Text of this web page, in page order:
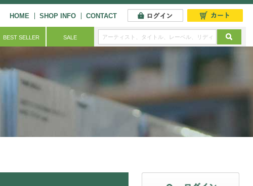
HOME SHOP INFO CONTACT
BEST SELLER SALE